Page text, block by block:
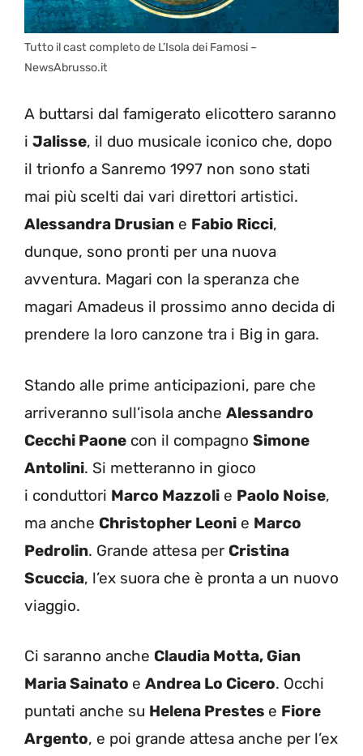
Tutto il cast completo de L’Isola dei Famosi –
NewsAbrusso.it
A buttarsi dal famigerato elicottero saranno
i Jalisse, il duo musicale iconico che, dopo
il trionfo a Sanremo 1997 non sono stati
mai più scelti dai vari direttori artistici.
Alessandra Drusian e Fabio Ricci,
dunque, sono pronti per una nuova
avventura. Magari con la speranza che
magari Amadeus il prossimo anno decida di
prendere la loro canzone tra i Big in gara.
Stando alle prime anticipazioni, pare che
arriveranno sull’isola anche Alessandro
Cecchi Paone con il compagno Simone
Antolini. Si metteranno in gioco
i conduttori Marco Mazzoli e Paolo Noise,
ma anche Christopher Leoni e Marco
Pedrolin. Grande attesa per Cristina
Scuccia, l’ex suora che è pronta a un nuovo
viaggio.
Ci saranno anche Claudia Motta, Gian
Maria Sainato e Andrea Lo Cicero. Occhi
puntati anche su Helena Prestes e Fiore
Argento, e poi grande attesa anche per l’ex